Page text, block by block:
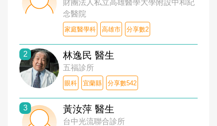
財團法人私立高雄醫學大學附設中和紀
念醫院
家庭醫學科 高雄市 分享數2
2 林逸民 醫生
五福診所
眼科 宜蘭縣 分享數542
3 黃汝萍 醫生
台中光流聯合診所